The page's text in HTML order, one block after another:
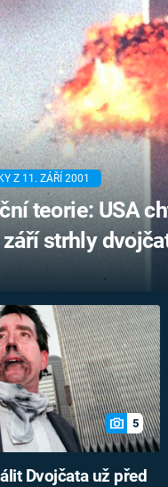
Z 11. ZÁŘÍ 2001
teorie: USA
strhly
5
Dvojčata už před